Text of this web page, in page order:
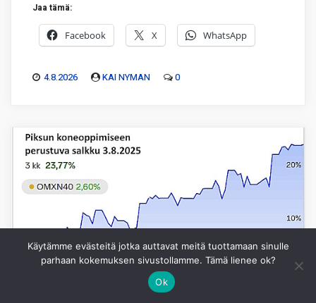
Jaa tämä:
Facebook X WhatsApp
4.8.2026 KAI NYMAN 0
Käytämme evästeitä jotka auttavat meitä tuottamaan sinulle
parhaan kokemuksen sivustollamme. Tämä lienee ok?
Ok